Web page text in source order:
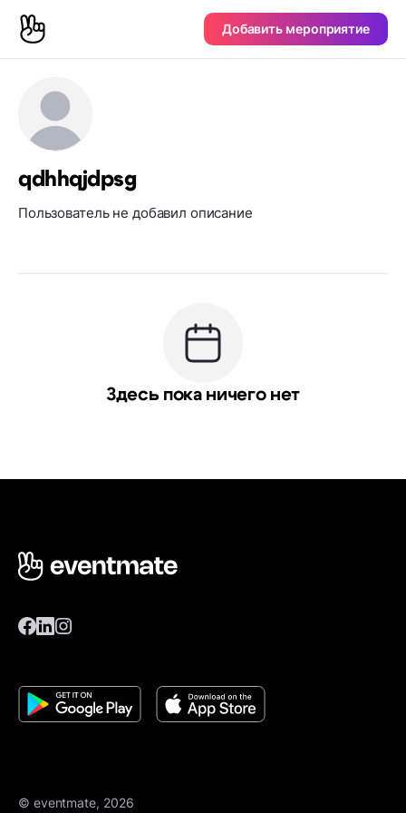
Добавить мероприятие
qdhhqjdpsg
Пользователь не добавил описание
Здесь пока ничего нет
© eventmate, 2026